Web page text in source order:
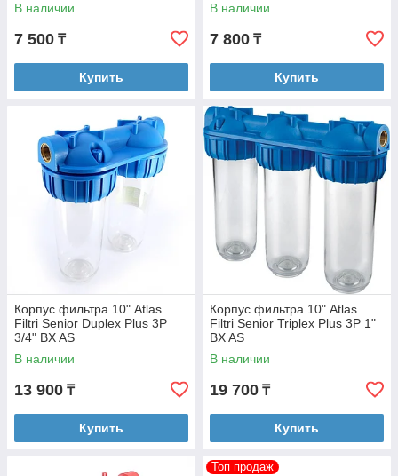
В наличии
7 500 ₸
Купить
В наличии
7 800 ₸
Купить
Корпус фильтра 10" Atlas
Filtri Senior Duplex Plus 3P
3/4" BX AS
В наличии
13 900 ₸
Купить
Корпус фильтра 10" Atlas
Filtri Senior Triplex Plus 3P 1"
BX AS
В наличии
19 700 ₸
Купить
Топ продаж